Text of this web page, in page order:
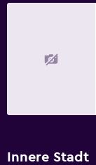
Innere Stadt